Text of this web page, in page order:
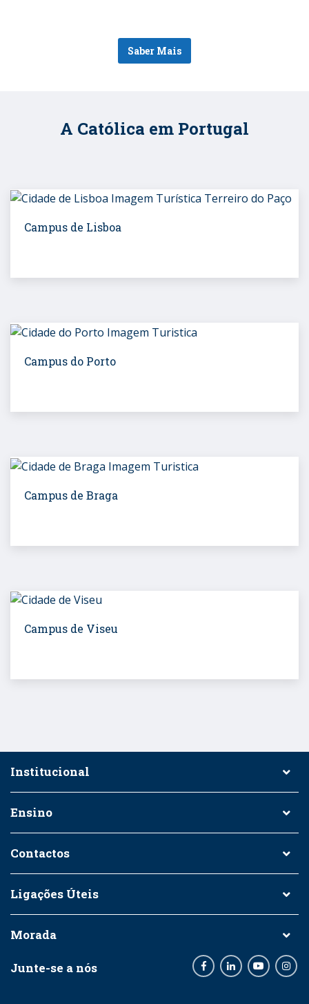
Saber Mais
A Católica em Portugal
Campus de Lisboa
Campus do Porto
Campus de Braga
Campus de Viseu
Institucional
Ensino
Contactos
Ligações Úteis
Morada
Junte-se a nós FacebookLinkedInYoutube